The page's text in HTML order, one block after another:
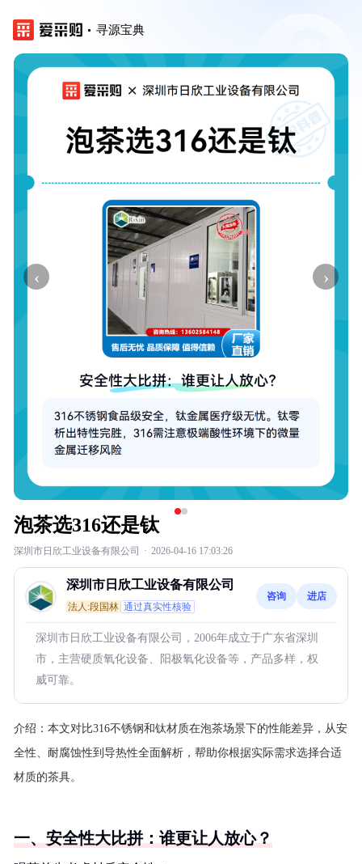
寻源宝典
‹ ›
泡茶选316还是钛
深圳市日欣工业设备有限公司 · 2026-04-16 17:03:26
深圳市日欣工业设备有限公司
法人:段国林 通过真实性核验
咨询 进店
深圳市日欣工业设备有限公司，2006年成立于广东省深圳
市，主营硬质氧化设备、阳极氧化设备等，产品多样，权
威可靠。
介绍： 本文对比316不锈钢和钛材质在泡茶场景下的性能差异，从安
全性、耐腐蚀性到导热性全面解析，帮助你根据实际需求选择合适
材质的茶具。
一、安全性大比拼：谁更让人放心？